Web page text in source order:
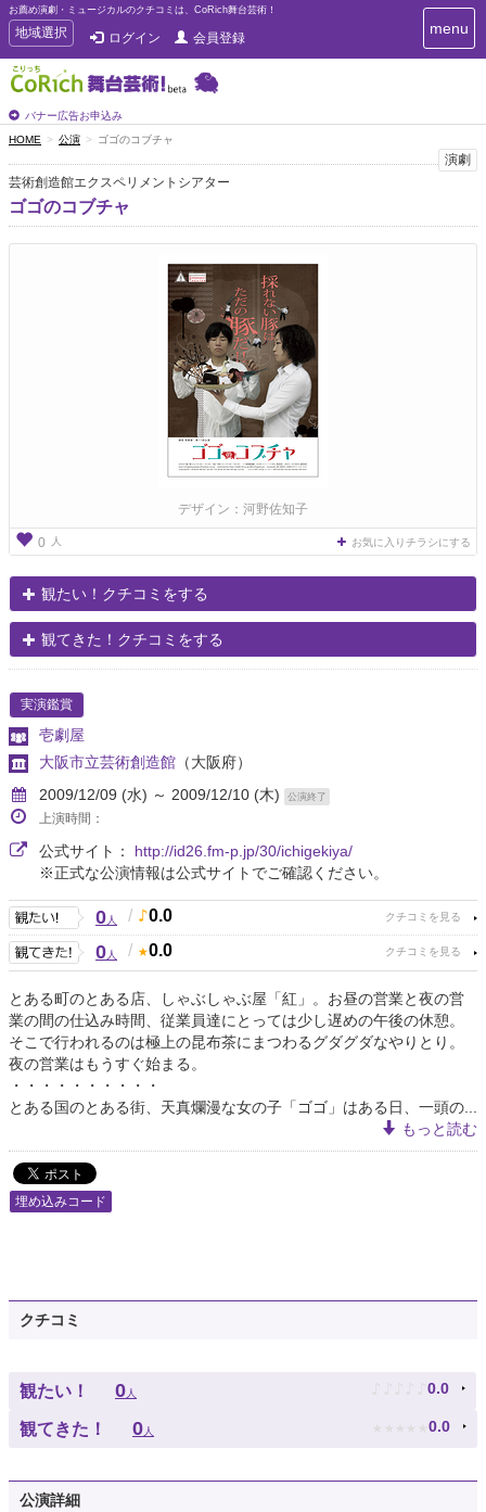
お薦め演劇・ミュージカルのクチコミは、CoRich舞台芸術！
T
o
g
g
e
n
a
v
g
地域選択 ログイン 会員登録
バナー広告お申込み
T
o
i
g
menu
HOME 公演 ゴゴのコブチャ
演劇
芸術創造館エクスペリメントシアター
ゴゴのコブチャ
デザイン：河野佐知子
0 人 お気に入りチラシにする
観たい！クチコミをする
観てきた！クチコミをする
実演鑑賞
壱劇屋
大阪市立芸術創造館 （大阪府）
2009/12/09 (水) ～ 2009/12/10 (木)
公演終了
上演時間：
公式サイト： http://id26.fm-p.jp/30/ichigekiya/
※正式な公演情報は公式サイトでご確認ください。
0人 / 0.0
0人 / 0.0
とある町のとある店、しゃぶしゃぶ屋「紅」。お昼の営業と夜の営
業の間の仕込み時間、従業員達にとっては少し遅めの午後の休憩。
そこで行われるのは極上の昆布茶にまつわるグダグダなやりとり。
夜の営業はもうすぐ始まる。
・・・・・・・・・・
とある国のとある街、天真爛漫な女の子「ゴゴ」はある日、一頭の...
もっと読む
埋め込みコード
クチコミ
観たい！ 0人 ♪ ♪ ♪ ♪ ♪ 0.0
観てきた！ 0人 ★ ★ ★ ★ ★ 0.0
公演詳細